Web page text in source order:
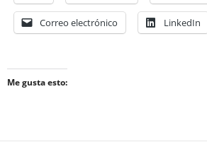
Correo electrónico LinkedIn
Me gusta esto: